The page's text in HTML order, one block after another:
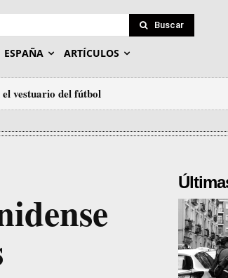
Buscar
ESPAÑA ARTÍCULOS
vestuario del fútbol